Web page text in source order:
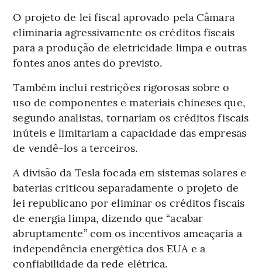
O projeto de lei fiscal aprovado pela Câmara
eliminaria agressivamente os créditos fiscais
para a produção de eletricidade limpa e outras
fontes anos antes do previsto.
Também inclui restrições rigorosas sobre o
uso de componentes e materiais chineses que,
segundo analistas, tornariam os créditos fiscais
inúteis e limitariam a capacidade das empresas
de vendê-los a terceiros.
A divisão da Tesla focada em sistemas solares e
baterias criticou separadamente o projeto de
lei republicano por eliminar os créditos fiscais
de energia limpa, dizendo que “acabar
abruptamente” com os incentivos ameaçaria a
independência energética dos EUA e a
confiabilidade da rede elétrica.